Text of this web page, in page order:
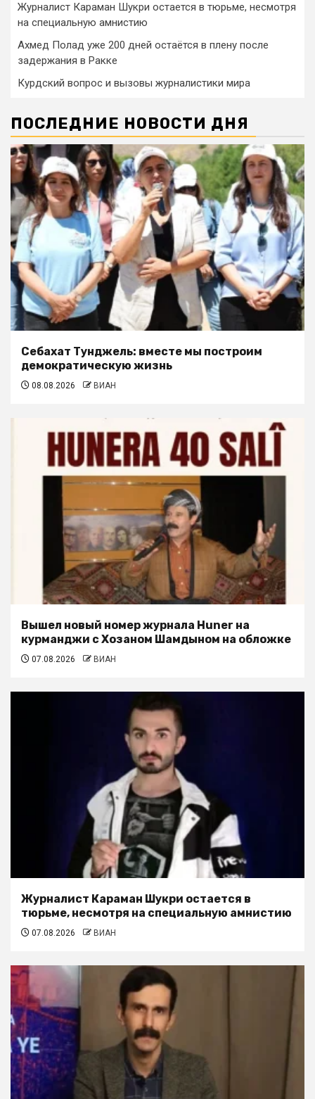
Журналист Караман Шукри остается в тюрьме, несмотря
на специальную амнистию
Ахмед Полад уже 200 дней остаётся в плену после
задержания в Ракке
Курдский вопрос и вызовы журналистики мира
ПОСЛЕДНИЕ НОВОСТИ ДНЯ
Себахат Тунджель: вместе мы построим
демократическую жизнь
08.08.2026 ВИАН
Вышел новый номер журнала Huner на
курманджи с Хозаном Шамдыном на обложке
07.08.2026 ВИАН
Журналист Караман Шукри остается в
тюрьме, несмотря на специальную амнистию
07.08.2026 ВИАН